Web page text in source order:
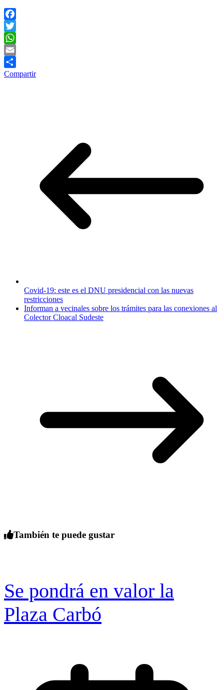
Facebook
Twitter
WhatsApp
Email
Compartir
Covid-19: este es el DNU presidencial con las nuevas
restricciones
Informan a vecinales sobre los trámites para las conexiones al
Colector Cloacal Sudeste
También te puede gustar
Se pondrá en valor la
Plaza Carbó